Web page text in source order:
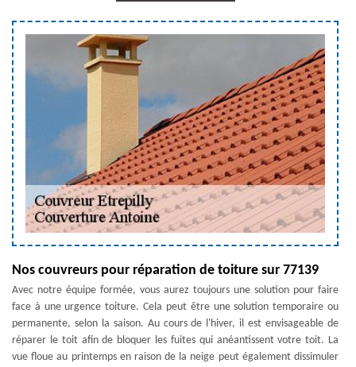
Nos couvreurs pour réparation de toiture sur 77139
Avec notre équipe formée, vous aurez toujours une solution pour faire
face à une urgence toiture. Cela peut être une solution temporaire ou
permanente, selon la saison. Au cours de l'hiver, il est envisageable de
réparer le toit afin de bloquer les fuites qui anéantissent votre toit. La
vue floue au printemps en raison de la neige peut également dissimuler